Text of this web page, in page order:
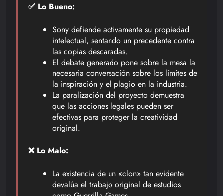
✅ Lo Bueno:
Sony defiende activamente su propiedad
intelectual, sentando un precedente contra
las copias descaradas.
El debate generado pone sobre la mesa la
necesaria conversación sobre los límites de
la inspiración y el plagio en la industria.
La paralización del proyecto demuestra
que las acciones legales pueden ser
efectivas para proteger la creatividad
original.
❌ Lo Malo:
La existencia de un «clon» tan evidente
devalúa el trabajo original de estudios